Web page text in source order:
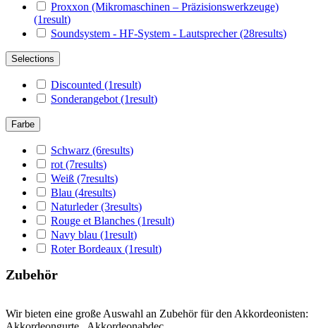
Proxxon (Mikromaschinen – Präzisionswerkzeuge)
(1result)
Soundsystem - HF-System - Lautsprecher(28results)
Selections
Discounted (1result)
Sonderangebot (1result)
Farbe
Schwarz (6results)
rot (7results)
Weiß (7results)
Blau (4results)
Naturleder(3results)
Rouge et Blanches (1result)
Navy blau (1result)
Roter Bordeaux (1result)
Zubehör
Wir bieten eine große Auswahl an Zubehör für den Akkordeonisten: